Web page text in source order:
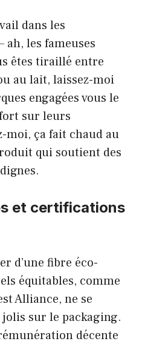
dans les
ah, les fameuses
êtes tiraillé entre
au lait, laissez-moi
engagées vous le
sur leurs
moi, ça fait chaud au
qui soutient des
et certifications
d’une fibre éco-
équitables, comme
Alliance, ne se
jolis sur le packaging.
décente